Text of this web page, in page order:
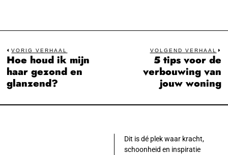
Bericht
navigatie
VORIG VERHAAL
Previous
post:
Hoe houd ik mijn
haar gezond en
glanzend?
VOLGEND VERHAAL
5 tips voor de
verbouwing van
jouw woning
Dit is dé plek waar kracht,
schoonheid en inspiratie